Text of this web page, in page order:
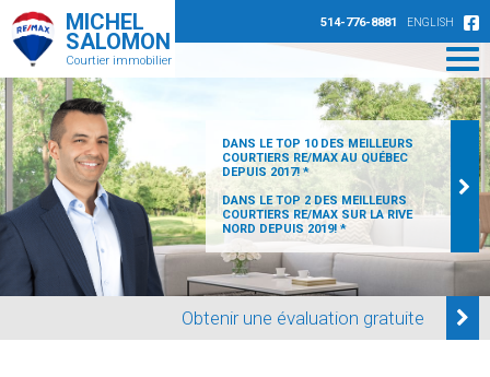
MICHEL
SALOMON
Courtier immobilier
514-776-8881 ENGLISH
DANS LE TOP 10 DES MEILLEURS
COURTIERS RE/MAX AU QUÉBEC
DEPUIS 2017! *
DANS LE TOP 2 DES MEILLEURS
COURTIERS RE/MAX SUR LA RIVE
NORD DEPUIS 2019! *
Obtenir une évaluation gratuite